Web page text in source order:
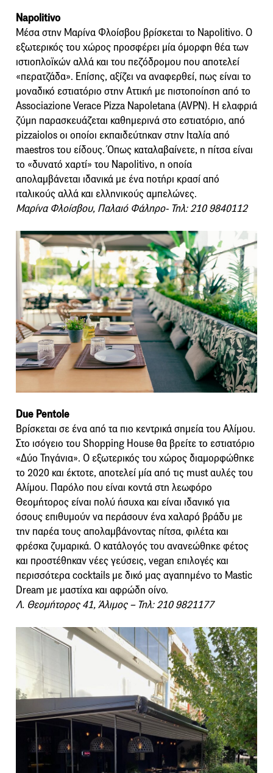
Νapolitivo
Μέσα στην Μαρίνα Φλοίσβου βρίσκεται το Napolitivo. Ο
εξωτερικός του χώρος προσφέρει μία όμορφη θέα των
ιστιοπλοϊκών αλλά και του πεζόδρομου που αποτελεί
«περατζάδα». Eπίσης, αξίζει να αναφερθεί, πως είναι το
μοναδικό εστιατόριο στην Αττική με πιστοποίηση από το
Associazione Verace Pizza Napoletana (AVPN). Η ελαφριά
ζύμη παρασκευάζεται καθημερινά στο εστιατόριο, από
pizzaiolos οι οποίοι εκπαιδεύτηκαν στην Ιταλία από
maestros του είδους. Όπως καταλαβαίνετε, η πίτσα είναι
το «δυνατό χαρτί» του Napolitivo, η οποία
απολαμβάνεται ιδανικά με ένα ποτήρι κρασί από
ιταλικούς αλλά και ελληνικούς αμπελώνες.
Μαρίνα Φλοίσβου, Παλαιό Φάληρο- Τηλ: 210 9840112
Due Pentole
Βρίσκεται σε ένα από τα πιο κεντρικά σημεία του Αλίμου.
Στο ισόγειο του Shopping House θα βρείτε το εστιατόριο
«Δύο Τηγάνια». Ο εξωτερικός του χώρος διαμορφώθηκε
το 2020 και έκτοτε, αποτελεί μία από τις must αυλές του
Αλίμου. Παρόλο που είναι κοντά στη λεωφόρο
Θεομήτορος είναι πολύ ήσυχα και είναι ιδανικό για
όσους επιθυμούν να περάσουν ένα χαλαρό βράδυ με
την παρέα τους απολαμβάνοντας πίτσα, φιλέτα και
φρέσκα ζυμαρικά. Ο κατάλογός του ανανεώθηκε φέτος
και προστέθηκαν νέες γεύσεις, vegan επιλογές και
περισσότερα cocktails με δικό μας αγαπημένο το Mastic
Dream με μαστίχα και αφρώδη οίνο.
Λ. Θεομήτορος 41, Άλιμος – Τηλ: 210 9821177